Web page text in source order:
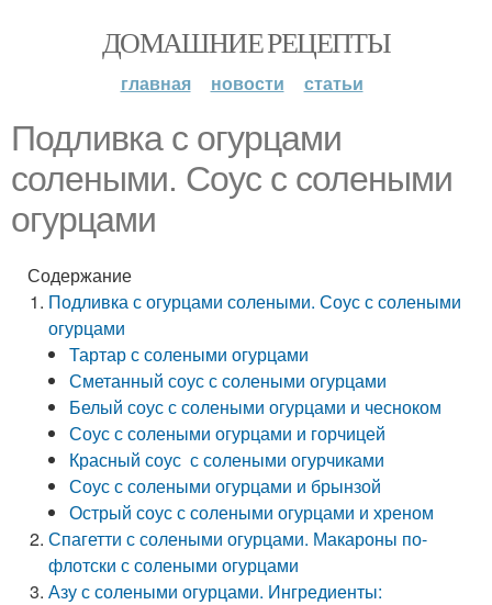
ДОМАШНИЕ РЕЦЕПТЫ
главная новости статьи
Подливка с огурцами
солеными. Соус с солеными
огурцами
Содержание
Подливка с огурцами солеными. Соус с солеными
огурцами
Тартар с солеными огурцами
Сметанный соус с солеными огурцами
Белый соус с солеными огурцами и чесноком
Соус с солеными огурцами и горчицей
Красный соус с солеными огурчиками
Соус с солеными огурцами и брынзой
Острый соус с солеными огурцами и хреном
Спагетти с солеными огурцами. Макароны по-
флотски с солеными огурцами
Азу с солеными огурцами. Ингредиенты: